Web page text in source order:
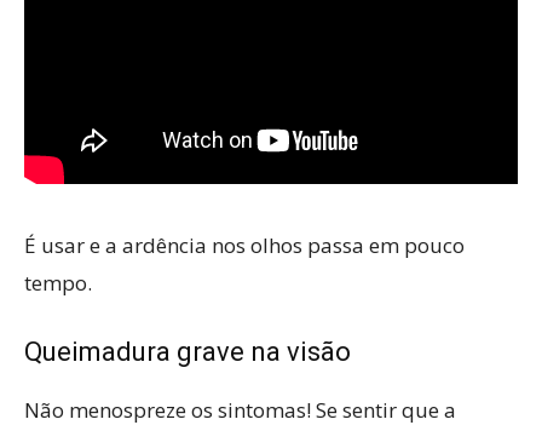
É usar e a ardência nos olhos passa em pouco
tempo.
Queimadura grave na visão
Não menospreze os sintomas! Se sentir que a